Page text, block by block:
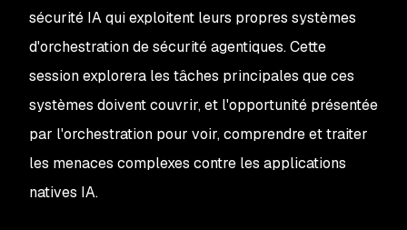
sécurité IA qui exploitent leurs propres systèmes
d'orchestration de sécurité agentiques. Cette
session explorera les tâches principales que ces
systèmes doivent couvrir, et l'opportunité présentée
par l'orchestration pour voir, comprendre et traiter
les menaces complexes contre les applications
natives IA.